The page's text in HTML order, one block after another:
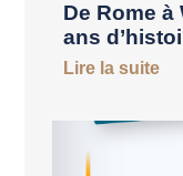
De Rome à
ans
Lire la suite